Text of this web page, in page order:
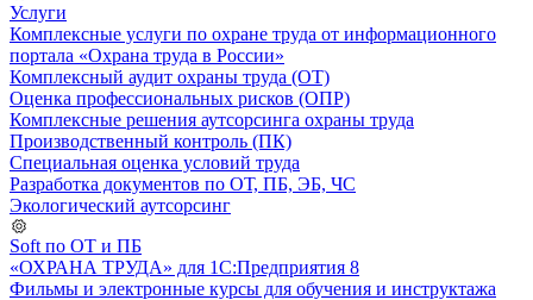
Услуги
Комплексные услуги по охране труда от информационного
портала «Охрана труда в России»
Комплексный аудит охраны труда (ОТ)
Оценка профессиональных рисков (ОПР)
Комплексные решения аутсорсинга охраны труда
Производственный контроль (ПК)
Специальная оценка условий труда
Разработка документов по ОТ, ПБ, ЭБ, ЧС
Экологический аутсорсинг
Soft по ОТ и ПБ
«ОХРАНА ТРУДА» для 1С:Предприятия 8
Фильмы и электронные курсы для обучения и инструктажа